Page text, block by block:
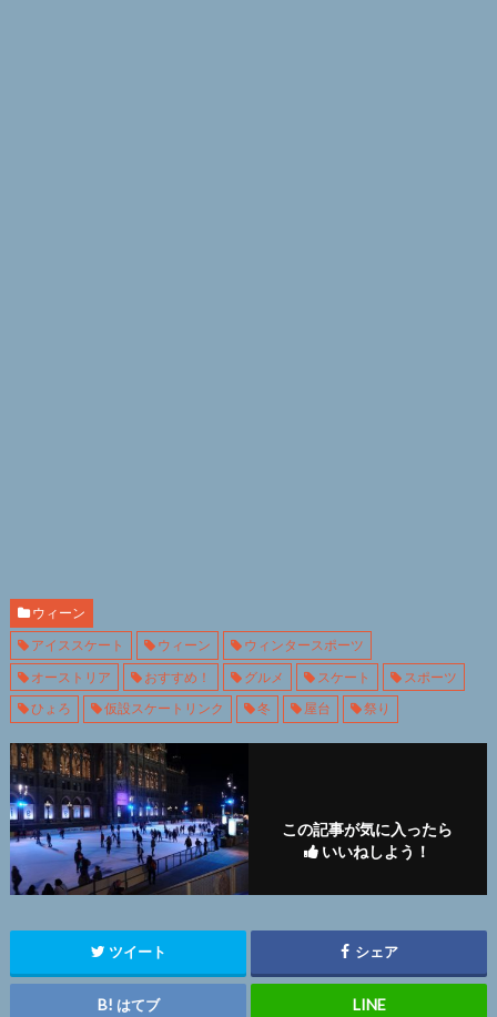
ウィーン
アイススケート
ウィーン
ウィンタースポーツ
オーストリア
おすすめ！ グルメ スケート
スポーツ
ひょろ
仮設スケートリンク 冬 屋台 祭り
この記事が気に入ったら
いいねしよう！
ツイート シェア
はてブ